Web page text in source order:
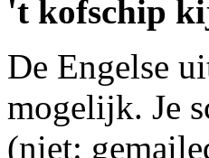
't kofschip
De Engelse
mogelijk. Je
(niet: